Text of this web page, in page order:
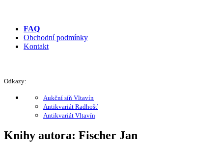
FAQ
Obchodní podmínky
Kontakt
Odkazy:
Aukční síň Vltavín
Antikvariát Radhošť
Antikvariát Vltavín
Knihy autora: Fischer Jan